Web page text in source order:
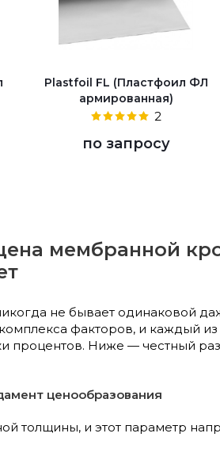
Plastfoil FL (Пластфоил ФЛ
армированная)
2
по запросу
мембранной
не бывает одинаковой
факторов, и каждый
процентов. Ниже — честный
ценообразования
толщины, и этот параметр